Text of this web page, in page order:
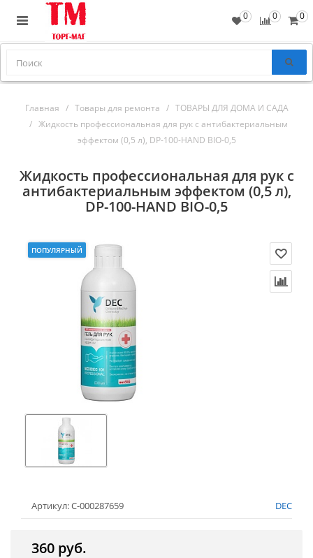
0
0
0
Главная Товары для ремонта
ТОВАРЫ ДЛЯ ДОМА И САДА
Жидкость профессиональная для рук с антибактериальным
эффектом (0,5 л), DP-100-HAND BIO-0,5
Жидкость профессиональная для рук с
антибактериальным эффектом (0,5 л),
DP-100-HAND BIO-0,5
ПОПУЛЯРНЫЙ
Артикул: С-000287659 DEC
360 руб.